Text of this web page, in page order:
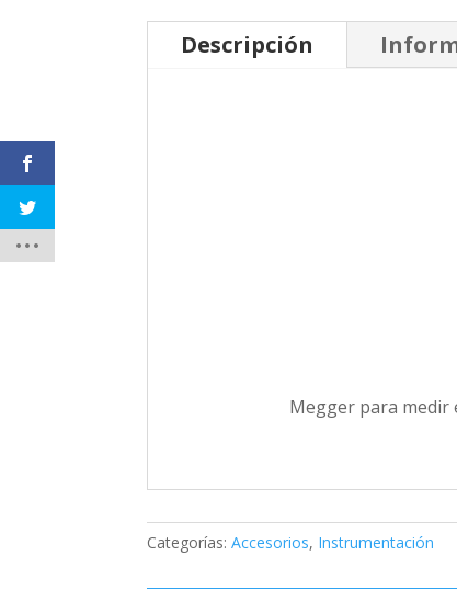
Descripción
Megger para medir
Categorías:Accesorios, Instrumentación